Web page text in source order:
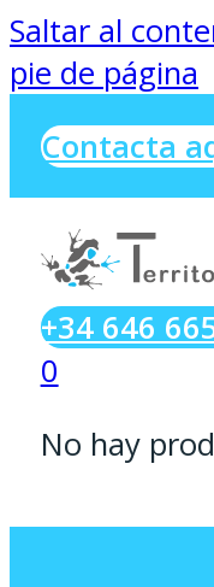
Saltar al
pie de página
Contacta
+34 646
0
No hay